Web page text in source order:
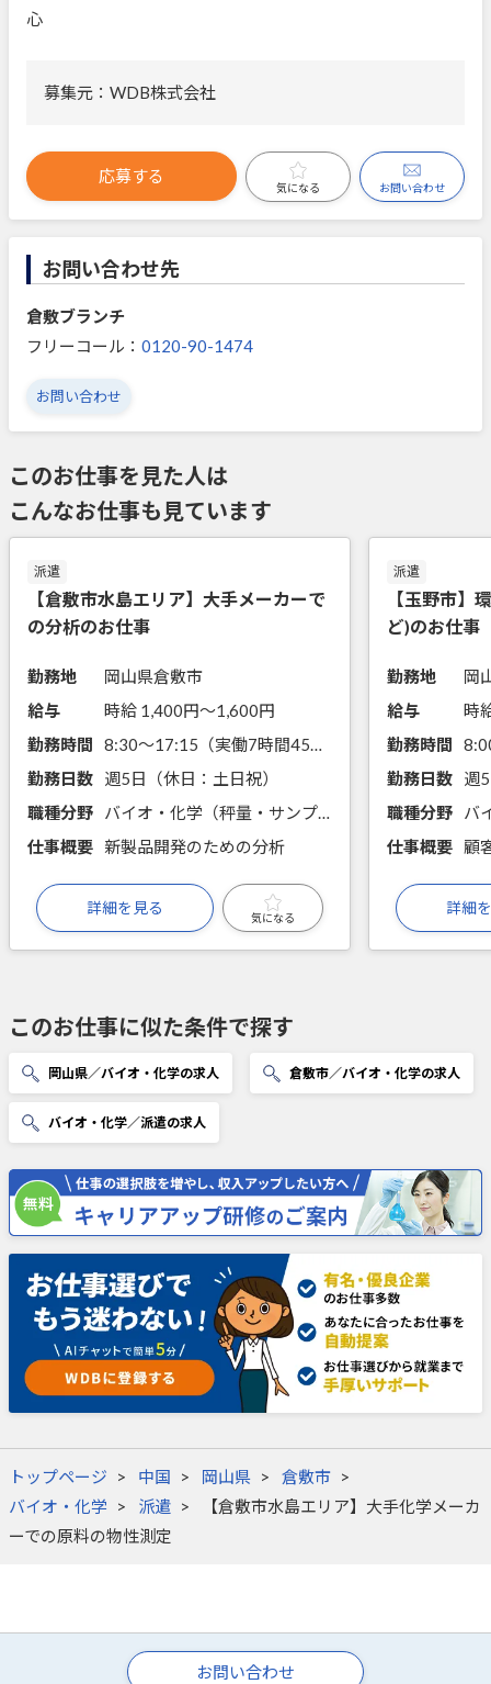
心
募集元：WDB株式会社
応募する
気になる お問い合わせ
お問い合わせ先
倉敷ブランチ
フリーコール： 0120-90-1474
お問い合わせ
このお仕事を見た人は
こんなお仕事も見ています
派遣
【倉敷市水島エリア】大手メーカーで
の分析のお仕事
勤務地
岡山県倉敷市
給与
時給 1,400円〜1,600円
勤務時間
8:30～17:15（実働7時間45分）
勤務日数
週5日（休日：土日祝）
職種分野
バイオ・化学（秤量・サンプリング・分注、前処理・試薬調製、手分析、機器分析、物性測定）
仕事概要
新製品開発のための分析
詳細を見る
気になる
派遣
【玉野市】
ど)のお仕事
勤務地
岡
給与
時
勤務時間
勤務日数
週
職種分野
仕事概要
詳細
このお仕事に似た条件で探す
岡山県／バイオ・化学の求人 倉敷市／バイオ・化学の求人
バイオ・化学／派遣の求人
トップページ 中国 岡山県
倉敷市
バイオ・化学
派遣
【倉敷市水島エリア】大手化学メーカ
ーでの原料の物性測定
お問い合わせ